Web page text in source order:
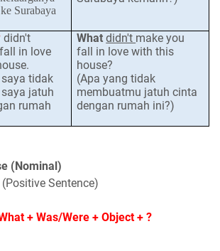
Surabaya
didn't
in love
tidak
jatuh
rumah
Whatdidn't make you
fall in love with this
house?
(Apa yang tidak
membuatmu jatuh cinta
dengan rumah ini?)
(Nominal)
Sentence)
+ Was/Were + Object + ?